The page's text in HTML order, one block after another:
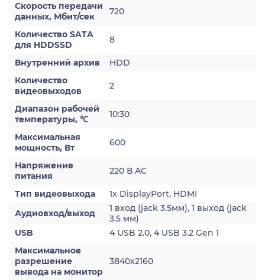
Скорость передачи
данных, Мбит/сек
720
Количество SATA
для HDDSSD
8
Внутренний архив
HDD
Количество
видеовыходов
2
Диапазон рабочей
температуры, ℃
10:30
Максимальная
мощность, Вт
600
Напряжение
питания
220 В AC
Тип видеовыхода
1x DisplayPort, HDMI
Аудиовход/выход
1 вход (jack 3.5мм), 1 выход (jack
3.5 мм)
USB
4 USB 2.0, 4 USB 3.2 Gen 1
Максимальное
разрешение
вывода на монитор
3840x2160